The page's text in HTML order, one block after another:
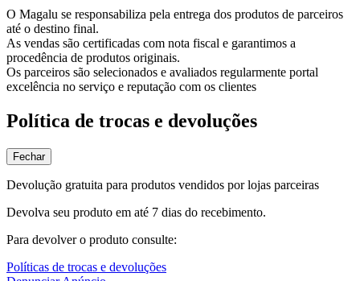
O Magalu se responsabiliza pela entrega dos produtos de parceiros
até o destino final.
As vendas são certificadas com nota fiscal e garantimos a
procedência de produtos originais.
Os parceiros são selecionados e avaliados regularmente portal
excelência no serviço e reputação com os clientes
Política de trocas e devoluções
Fechar
Devolução gratuita para produtos vendidos por lojas parceiras
Devolva seu produto em até 7 dias do recebimento.
Para devolver o produto consulte:
Políticas de trocas e devoluções